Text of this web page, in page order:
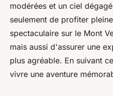
modérées et un ciel
seulement de profiter
spectaculaire sur le Mont
mais aussi d'assurer une
plus agréable. En suivant
vivre une aventure